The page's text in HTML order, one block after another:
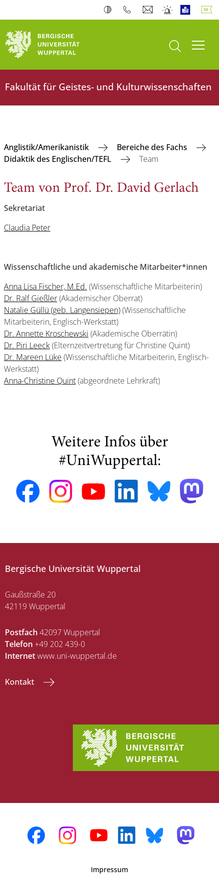
Suche öffnen
Fakultät für Geistes- und Kulturwissenschaften
Anglistik/Amerikanistik
Bereiche des Fachs
Didaktik des Englischen/TEFL
Team
Team von Prof. Dr. David Gerlach
Sekretariat
Claudia Peter
Wissenschaftliche und akademische Mitarbeiter*innen
Anna Lisa Fischer, M.Ed. (Wissenschaftliche Mitarbeiterin)
Dr. Ralf Gießler(Akademischer Oberrat)
Natalie Güllü (geb. Langensiepen)(Wissenschaftliche
Mitarbeiterin, Englisch-Werkstatt)
Dr. Annette Kroschewski (Akademische Oberrätin)
Dr. Piri Leeck(Elternzeitvertretung für Christine Quint)
Dr. Mareen Lüke (Wissenschaftliche Mitarbeiterin, Englisch-
Werkstatt)
Anna-Christine Quint(abgeordnete Lehrkraft)
Weitere Infos über
#UniWuppertal:
Bergische Universität Wuppertal
Gaußstraße 20
42119 Wuppertal
Postfach 42097 Wuppertal
Telefon +49 202 439-0
Internetwww.uni-wuppertal.de
Kontakt
Impressum